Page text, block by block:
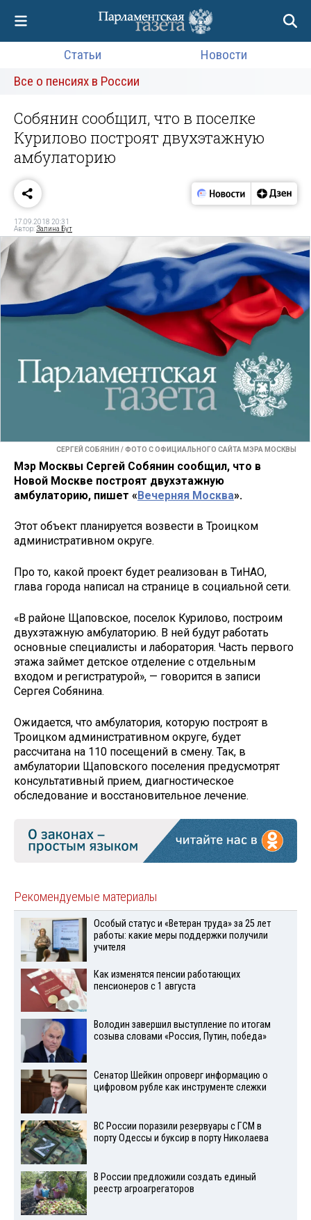
Статьи
Новости
Все о пенсиях в России
Собянин сообщил, что в поселке
Курилово построят двухэтажную
амбулаторию
17.09.2018 20:31
Автор:Залина Бут
СЕРГЕЙ СОБЯНИН / ФОТО С ОФИЦИАЛЬНОГО САЙТА МЭРА МОСКВЫ
Мэр Москвы Сергей Собянин сообщил, что в
Новой Москве построят двухэтажную
амбулаторию, пишет «Вечерняя Москва».
Этот объект планируется возвести в Троицком
административном округе.
Про то, какой проект будет реализован в ТиНАО,
глава города написал на странице в социальной сети.
«В районе Щаповское, поселок Курилово, построим
двухэтажную амбулаторию. В ней будут работать
основные специалисты и лаборатория. Часть первого
этажа займет детское отделение с отдельным
входом и регистратурой», — говорится в записи
Сергея Собянина.
Ожидается, что амбулатория, которую построят в
Троицком административном округе, будет
рассчитана на 110 посещений в смену. Так, в
амбулатории Щаповского поселения предусмотрят
консультативный прием, диагностическое
обследование и восстановительное лечение.
Рекомендуемые материалы
Особый статус и «Ветеран труда» за 25 лет
работы: какие меры поддержки получили
учителя
Как изменятся пенсии работающих
пенсионеров с 1 августа
Володин завершил выступление по итогам
созыва словами «Россия, Путин, победа»
Сенатор Шейкин опроверг информацию о
цифровом рубле как инструменте слежки
ВС России поразили резервуары с ГСМ в
порту Одессы и буксир в порту Николаева
В России предложили создать единый
реестр агроагрегаторов